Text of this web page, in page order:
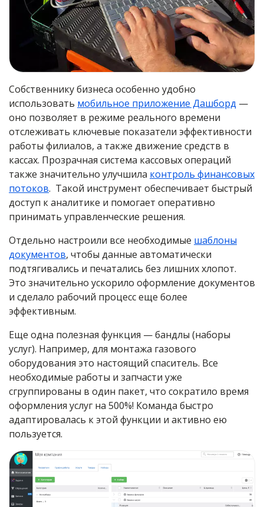
Собственнику бизнеса особенно удобно
использовать мобильное приложение Дашборд —
оно позволяет в режиме реального времени
отслеживать ключевые показатели эффективности
работы филиалов, а также движение средств в
кассах. Прозрачная система кассовых операций
также значительно улучшила контроль финансовых
потоков. Такой инструмент обеспечивает быстрый
доступ к аналитике и помогает оперативно
принимать управленческие решения.
Отдельно настроили все необходимые шаблоны
документов, чтобы данные автоматически
подтягивались и печатались без лишних хлопот.
Это значительно ускорило оформление документов
и сделало рабочий процесс еще более
эффективным.
Еще одна полезная функция — бандлы (наборы
услуг). Например, для монтажа газового
оборудования это настоящий спаситель. Все
необходимые работы и запчасти уже
сгруппированы в один пакет, что сократило время
оформления услуг на 500%! Команда быстро
адаптировалась к этой функции и активно ею
пользуется.